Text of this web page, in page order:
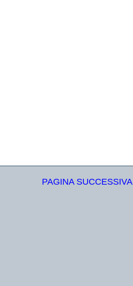
PAGINA SUCCESSIVA